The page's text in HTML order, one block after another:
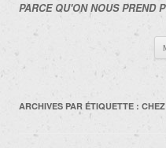
PARCE QU'ON NOUS PREND
ARCHIVES PAR ÉTIQUETTE :